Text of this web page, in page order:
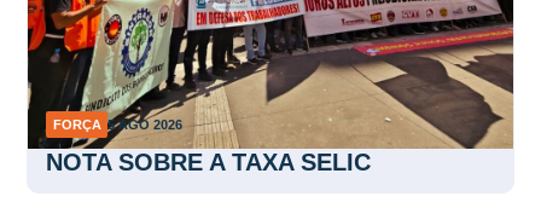
FORÇA 5 AGO 2026
NOTA SOBRE A TAXA SELIC